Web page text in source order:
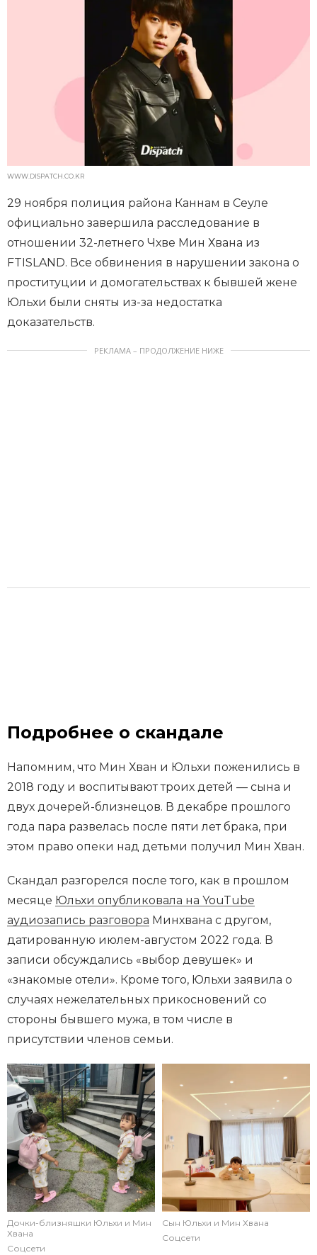
WWW.DISPATCH.CO.KR
29 ноября полиция района Каннам в Сеуле
официально завершила расследование в
отношении 32-летнего Чхве Мин Хвана из
FTISLAND. Все обвинения в нарушении закона о
проституции и домогательствах к бывшей жене
Юльхи были сняты из-за недостатка
доказательств.
РЕКЛАМА – ПРОДОЛЖЕНИЕ НИЖЕ
Подробнее о скандале
Напомним, что Мин Хван и Юльхи поженились в
2018 году и воспитывают троих детей — сына и
двух дочерей-близнецов. В декабре прошлого
года пара развелась после пяти лет брака, при
этом право опеки над детьми получил Мин Хван.
Скандал разгорелся после того, как в прошлом
месяце Юльхи опубликовала на YouTube
аудиозапись разговора Минхвана с другом,
датированную июлем-августом 2022 года. В
записи обсуждались «выбор девушек» и
«знакомые отели». Кроме того, Юльхи заявила о
случаях нежелательных прикосновений со
стороны бывшего мужа, в том числе в
присутствии членов семьи.
Дочки-близняшки Юльхи и Мин
Хвана
Соцсети
Сын Юльхи и Мин Хвана
Соцсети